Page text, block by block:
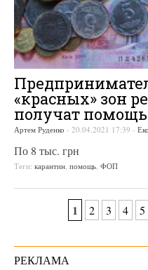
«красных» зон
получат помощь
Артем Руденко - 20.04.2021 17:39 -
По 8 тыс. грн
Теги: карантин, помощь, ФОП
1 2 3 4 5
РЕКЛАМА